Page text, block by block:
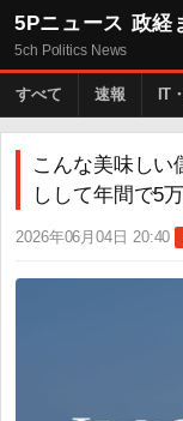
5Pニュース 政経
5ch Politics News
すべて 速報 IT
こんな美味しい
しして年間で5
2026年06月04日 20:40